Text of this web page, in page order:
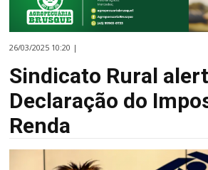
26/03/2025 10:20 |
Sindicato Rural
Declaração do
Renda